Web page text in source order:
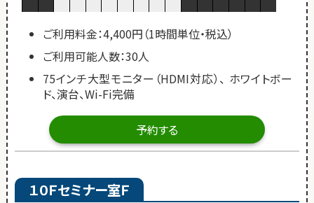
ご利用料金：4,400円（1時間単位・税込）
ご利用可能人数：30人
75インチ大型モニター（HDMI対応）、 ホワイトボー
ド、演台、Wi-Fi完備
予約する
１０Ｆセミナー室Ｆ